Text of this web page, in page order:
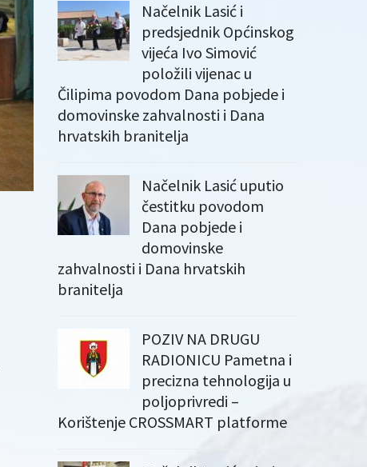
Načelnik Lasić i
predsjednik Općinskog
vijeća Ivo Simović
položili vijenac u
Čilipima povodom Dana pobjede i
domovinske zahvalnosti i Dana
hrvatskih branitelja
Načelnik Lasić uputio
čestitku povodom
Dana pobjede i
domovinske
zahvalnosti i Dana hrvatskih
branitelja
POZIV NA DRUGU
RADIONICU Pametna i
precizna tehnologija u
poljoprivredi –
Korištenje CROSSMART platforme